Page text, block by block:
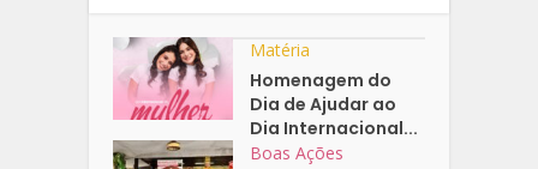
Matéria
Homenagem do
Dia de Ajudar ao
Dia Internacional...
Boas Ações